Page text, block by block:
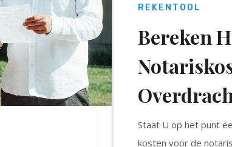
REKENTOOL
Bereken
Staat U op het punt
kosten voor de